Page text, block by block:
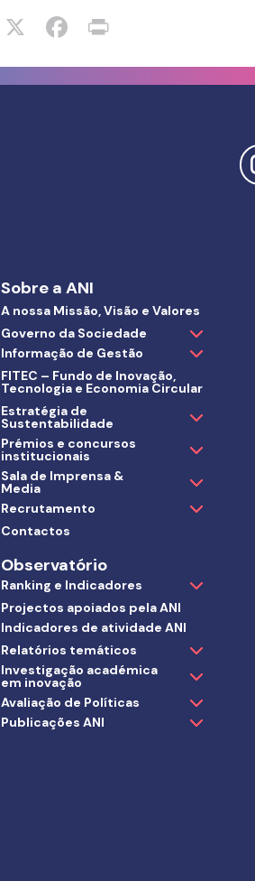
Sobre a ANI
A nossa Missão, Visão e Valores
Governo da Sociedade
Informação de Gestão
FITEC – Fundo de Inovação,
Tecnologia e Economia Circular
Estratégia de
Sustentabilidade
Prémios e concursos
institucionais
Sala de Imprensa &
Media
Recrutamento
Contactos
Observatório
Ranking e Indicadores
Projectos apoiados pela ANI
Indicadores de atividade ANI
Relatórios temáticos
Investigação académica
em inovação
Avaliação de Políticas
Publicações ANI